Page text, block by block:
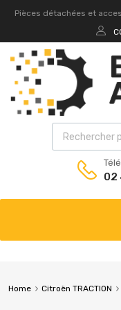
Pièces détachées et
02
Home Citroën TRACTION